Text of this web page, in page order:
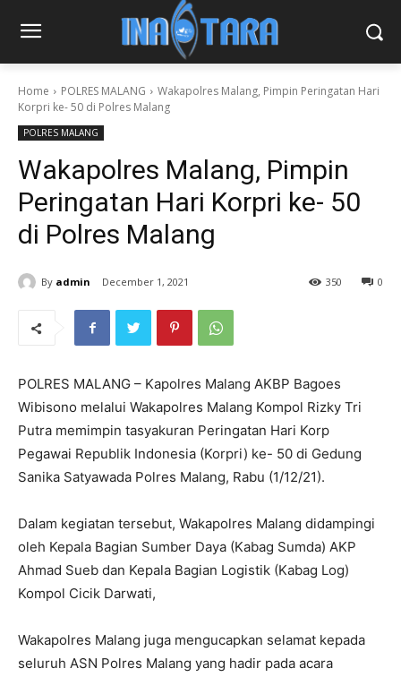
Home POLRES MALANG
Wakapolres Malang, Pimpin Peringatan Hari
Korpri ke- 50 di Polres Malang
POLRES MALANG
Wakapolres Malang, Pimpin
Peringatan Hari Korpri ke- 50
di Polres Malang
By admin December 1, 2021 0
350
POLRES MALANG – Kapolres Malang AKBP Bagoes
Wibisono melalui Wakapolres Malang Kompol Rizky Tri
Putra memimpin tasyakuran Peringatan Hari Korp
Pegawai Republik Indonesia (Korpri) ke- 50 di Gedung
Sanika Satyawada Polres Malang, Rabu (1/12/21).
Dalam kegiatan tersebut, Wakapolres Malang didampingi
oleh Kepala Bagian Sumber Daya (Kabag Sumda) AKP
Ahmad Sueb dan Kepala Bagian Logistik (Kabag Log)
Kompol Cicik Darwati,
Wakapolres Malang juga mengucapkan selamat kepada
seluruh ASN Polres Malang yang hadir pada acara